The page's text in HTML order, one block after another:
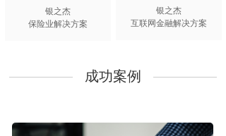
银之杰
互联网金融解决方案
银之杰
保险业解决方案
成功案例